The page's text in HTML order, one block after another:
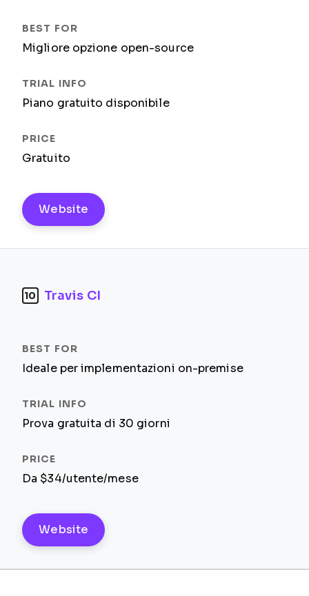
Migliore opzione open-source
Piano gratuito disponibile
Gratuito
Website
10 Travis CI
Ideale per implementazioni on-premise
Prova gratuita di 30 giorni
Da $34/utente/mese
Website